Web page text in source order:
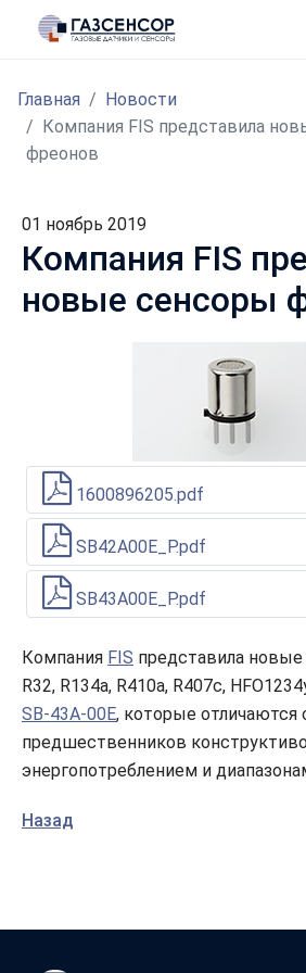
Главная
Новости
Компания FIS представила
фреонов
01 ноябрь 2019
Компания FIS
новые сенсоры
1600896205.pdf
SB42A00E_P.pdf
SB43A00E_P.pdf
Компания FIS представила
R32, R134a, R410a, R407c,
SB-43A-00E, которые отличаются
предшественников
энергопотреблением и
Назад